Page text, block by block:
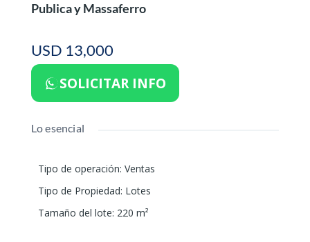
Publica y Massaferro
USD 13,000
SOLICITAR INFO
Lo esencial
Tipo de operación: Ventas
Tipo de Propiedad: Lotes
Tamaño del lote: 220 m²